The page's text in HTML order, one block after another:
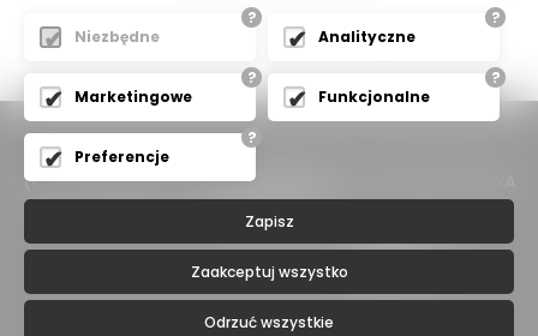
(C) 2023POLKA- DRZWI WEWNĘTRZNE - WSZELKIE PRAWA
ZASTRZEŻONE
?
Niezbędne
?
Analityczne
?
Marketingowe
?
Funkcjonalne
?
Preferencje
Zapisz
Zaakceptuj wszystko
Odrzuć wszystkie